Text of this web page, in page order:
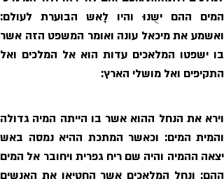
התקיפים ואל מושלי הארץ: